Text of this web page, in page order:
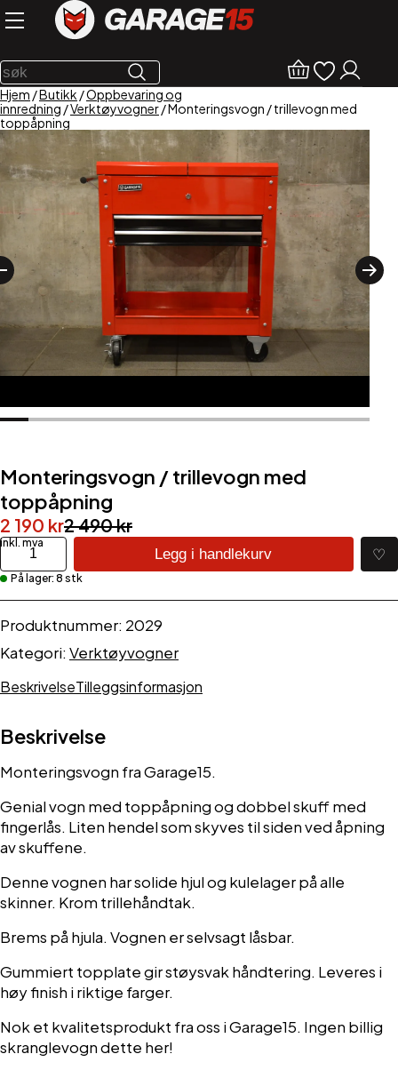
Hjem /Butikk /Oppbevaring og
innredning /Verktøyvogner/ Monteringsvogn / trillevogn med
toppåpning
Monteringsvogn / trillevogn med
toppåpning
2 490kr
Opprinnelig
pris
var:
490 kr.
2 190 kr
Nåværende
pris
er:
190 kr.
Monteringsvogn
/
trillevogn
med
toppåpning
Legg i handlekurv ♡
På lager: 8 stk
Produktnummer: 2029
Kategori:Verktøyvogner
BeskrivelseTilleggsinformasjon
Beskrivelse
Monteringsvogn fra Garage15.
Genial vogn med toppåpning og dobbel skuff med
fingerlås. Liten hendel som skyves til siden ved åpning
av skuffene.
Denne vognen har solide hjul og kulelager på alle
skinner. Krom trillehåndtak.
Brems på hjula. Vognen er selvsagt låsbar.
Gummiert topplate gir støysvak håndtering. Leveres i
høy finish i riktige farger.
Nok et kvalitetsprodukt fra oss i Garage15. Ingen billig
skranglevogn dette her!